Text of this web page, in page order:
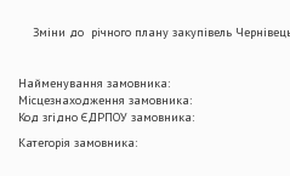
Зміни до річного плану закупівель
Найменування замовника:
Місцезнаходження замовника:
Код згідно ЄДРПОУ замовника:
Категорія замовника: